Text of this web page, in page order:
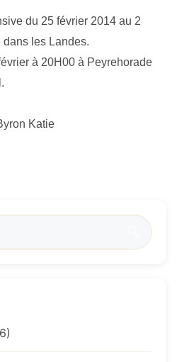
du 25 février 2014 au 2
les Landes.
à 20H00 à Peyrehorade
Katie